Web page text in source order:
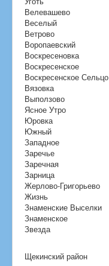
Велевашево
Веселый
Ветрово
Воропаевский
Воскресеновка
Воскресенское
Воскресенское Сельцо
Вязовка
Выползово
Ясное Утро
Юровка
Южный
Западное
Заречье
Заречная
Зарница
Жерлово-Григорьево
Жизнь
Знаменские Выселки
Знаменское
Звезда
Щекинский район